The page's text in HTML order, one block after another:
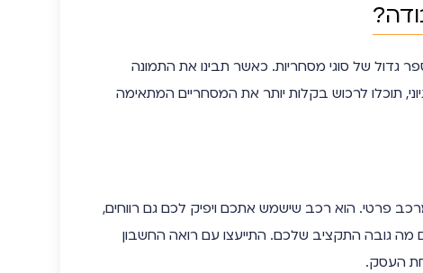
גדול של סוגי מסחריות. כאשר תבינו את התמונה
תוכלו לרכוש בקלות יותר את המסחריים המתאימה
פרטי. הוא רכב שישמש אתכם ויפיק לכם גם רווחים,
גובה התקציב שלכם. התייעצו עם רואה החשבון
העסק.